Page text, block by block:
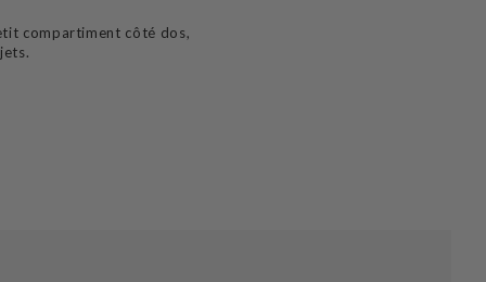
compartiment côté dos,